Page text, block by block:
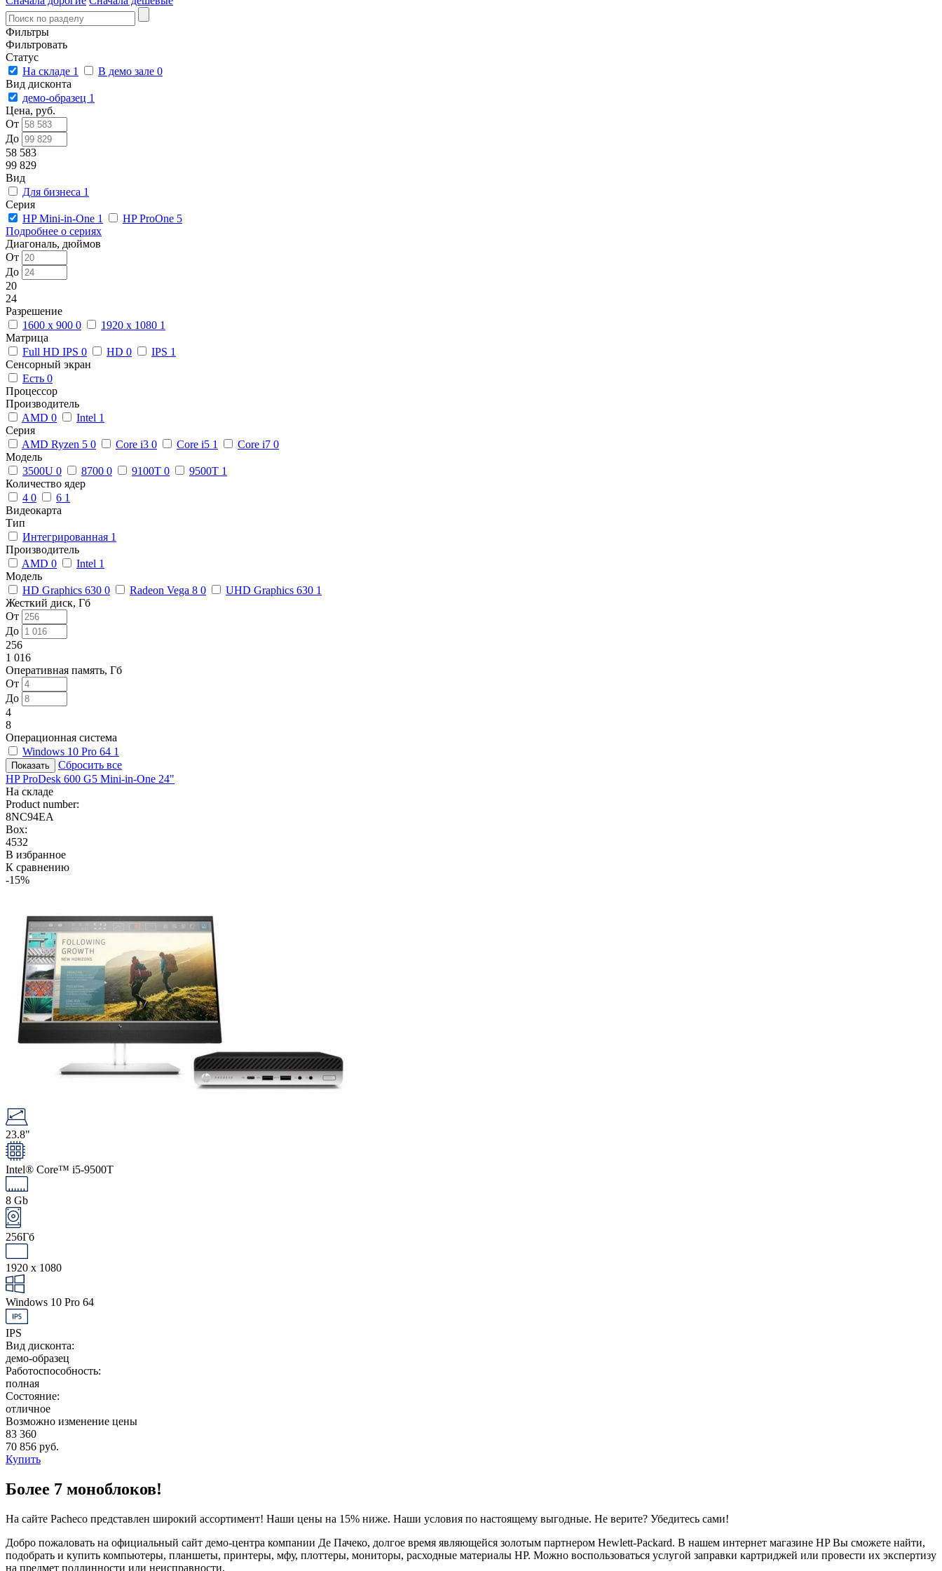
Фильтры
Фильтровать
Статус
На складе 1 В демо зале 0
Вид дисконта
демо-образец 1
Цена, руб.
От
До
58 583
99 829
Вид
Для бизнеса 1
Серия
HP Mini-in-One 1 HP ProOne 5
Подробнее о сериях
Диагональ, дюймов
От
До
20
24
Разрешение
1600 x 900 0 1920 x 1080 1
Матрица
Full HD IPS 0 HD 0 IPS 1
Сенсорный экран
Есть 0
Процессор
Производитель
AMD 0 Intel 1
Серия
AMD Ryzen 5 0 Core i3 0 Core i5 1 Core i7 0
Модель
3500U 0 8700 0 9100T 0 9500T 1
Количество ядер
4 0 6 1
Видеокарта
Тип
Интегрированная 1
Производитель
AMD 0 Intel 1
Модель
HD Graphics 630 0 Radeon Vega 8 0 UHD Graphics 630 1
Жесткий диск, Гб
От
До
256
1 016
Оперативная память, Гб
От
До
4
8
Операционная система
Windows 10 Pro 64 1
Сбросить все
HP ProDesk 600 G5 Mini-in-One 24"
На складе
Product number:
8NC94EA
Box:
4532
В избранное
К сравнению
-15%
23.8"
Intel® Core™ i5-9500T
8 Gb
256Гб
1920 x 1080
Windows 10 Pro 64
IPS
Вид дисконта:
демо-образец
Работоспособность:
полная
Состояние:
отличное
Возможно изменение цены
83 360
70 856 руб.
Купить
Более 7 моноблоков!
На сайте Pacheco представлен широкий ассортимент! Наши цены на 15% ниже. Наши условия по настоящему выгодные. Не верите? Убедитесь сами!
Добро пожаловать на официальный сайт демо-центра компании Де Пачеко, долгое время являющейся золотым партнером Hewlett-Packard. В нашем интернет магазине HP Вы сможете найти,
подобрать и купить компьютеры, планшеты, принтеры, мфу, плоттеры, мониторы, расходные материалы HP. Можно воспользоваться услугой заправки картриджей или провести их экспертизу
на предмет подлинности или неисправности.